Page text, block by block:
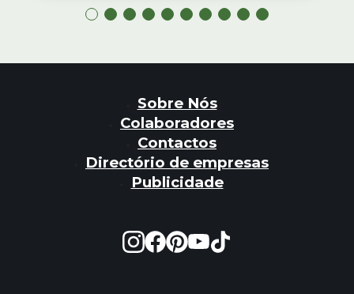
Sobre Nós
Colaboradores
Contactos
Directório de empresas
Publicidade